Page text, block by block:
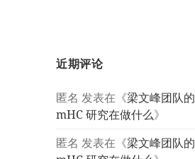
近期评论
匿名 发表在《梁文峰团队的
mHC 研究在做什么》
匿名 发表在《梁文峰团队的